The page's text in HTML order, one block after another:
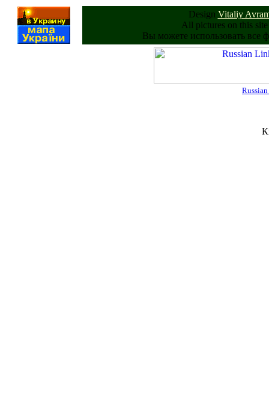
Design Vitaliy
All pictures on this
Вы можете использовать все